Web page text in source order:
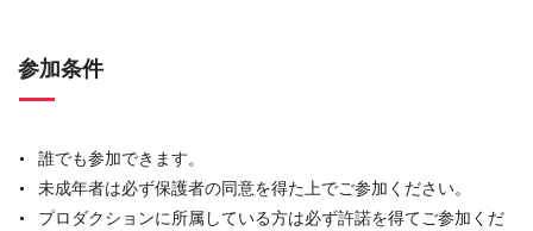
参加条件
誰でも参加できます。
未成年者は必ず保護者の同意を得た上でご参加ください。
プロダクションに所属している方は必ず許諾を得てご参加くだ